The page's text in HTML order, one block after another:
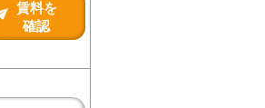
賃料を
確認